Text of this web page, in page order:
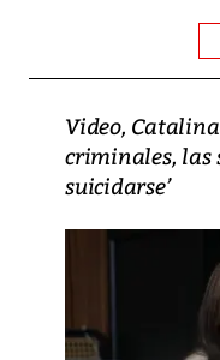
Video,
criminales, las
suicidarse’